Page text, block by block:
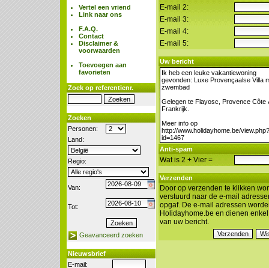
Vertel een vriend
Link naar ons
F.A.Q.
Contact
Disclaimer &
voorwaarden
Toevoegen aan
favorieten
Zoek op referentienr.
Zoeken
Personen:
Land:
Regio:
Van:
Tot:
Geavanceerd zoeken
Nieuwsbrief
E-mail:
E-mail 2:
E-mail 3:
E-mail 4:
E-mail 5:
Uw bericht
Anti-spam
Wat is 2 + Vier =
Verzenden
Door op verzenden te klikken
verstuurd naar de e-mail
opgaf. De e-mail adressen
Holidayhome.be en dienen
van uw bericht.